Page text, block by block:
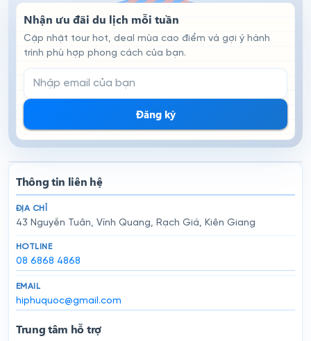
Nhận ưu đãi du lịch mỗi tuần
Cập nhật tour hot, deal mùa cao điểm và gợi ý hành
trình phù hợp phong cách của bạn.
Email đăng ký nhận tin
Đăng ký
Thông tin liên hệ
ĐỊA CHỈ
43 Nguyễn Tuân, Vĩnh Quang, Rạch Giá, Kiên Giang
HOTLINE
08 6868 4868
EMAIL
hiphuquoc@gmail.com
Trung tâm hỗ trợ